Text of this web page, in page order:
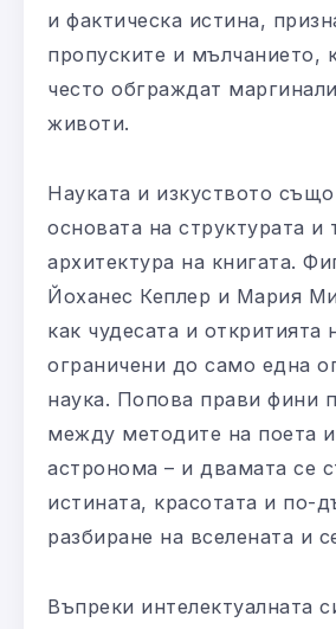
и фактическа истина,
пропуските и мълчанието,
често обграждат
животи.
Науката и изкуството
основата на структурата и
архитектура на книгата.
Йоханес Кеплер и Мария
как чудесата и откритията
ограничени до само една
наука. Попова прави фини
между методите на поета и
астронома – и двамата се
истината, красотата и по-
разбиране на вселената и
Въпреки интелектуалната